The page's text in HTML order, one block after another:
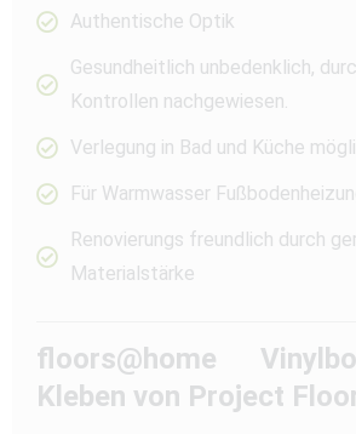
Authentische Optik
Gesundheitlich unbedenklich,
Kontrollen nachgewiesen.
Verlegung in Bad und Küche
Für Warmwasser
Renovierungs freundlich durch
Materialstärke
floors@home
Kleben von Project